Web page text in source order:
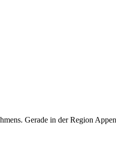
Gerade in der Region